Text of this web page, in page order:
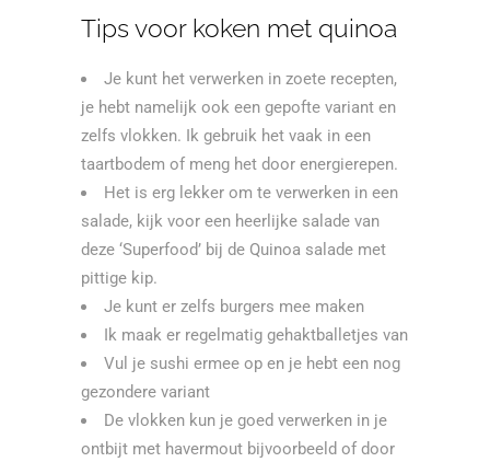
Tips voor koken met quinoa
Je kunt het verwerken in zoete recepten,
je hebt namelijk ook een gepofte variant en
zelfs vlokken. Ik gebruik het vaak in een
taartbodem of meng het door energierepen.
Het is erg lekker om te verwerken in een
salade, kijk voor een heerlijke salade van
deze ‘Superfood’ bij de Quinoa salade met
pittige kip.
Je kunt er zelfs burgers mee maken
Ik maak er regelmatig gehaktballetjes van
Vul je sushi ermee op en je hebt een nog
gezondere variant
De vlokken kun je goed verwerken in je
ontbijt met havermout bijvoorbeeld of door